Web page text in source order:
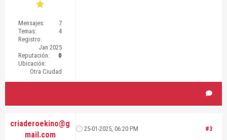
Mensajes:
7
Temas:
4
Registro:
Jan 2025
Reputación:
0
Ubicación:
Otra Ciudad
criaderoekino@g
mail.com
#3
25-01-2025, 06:20 PM